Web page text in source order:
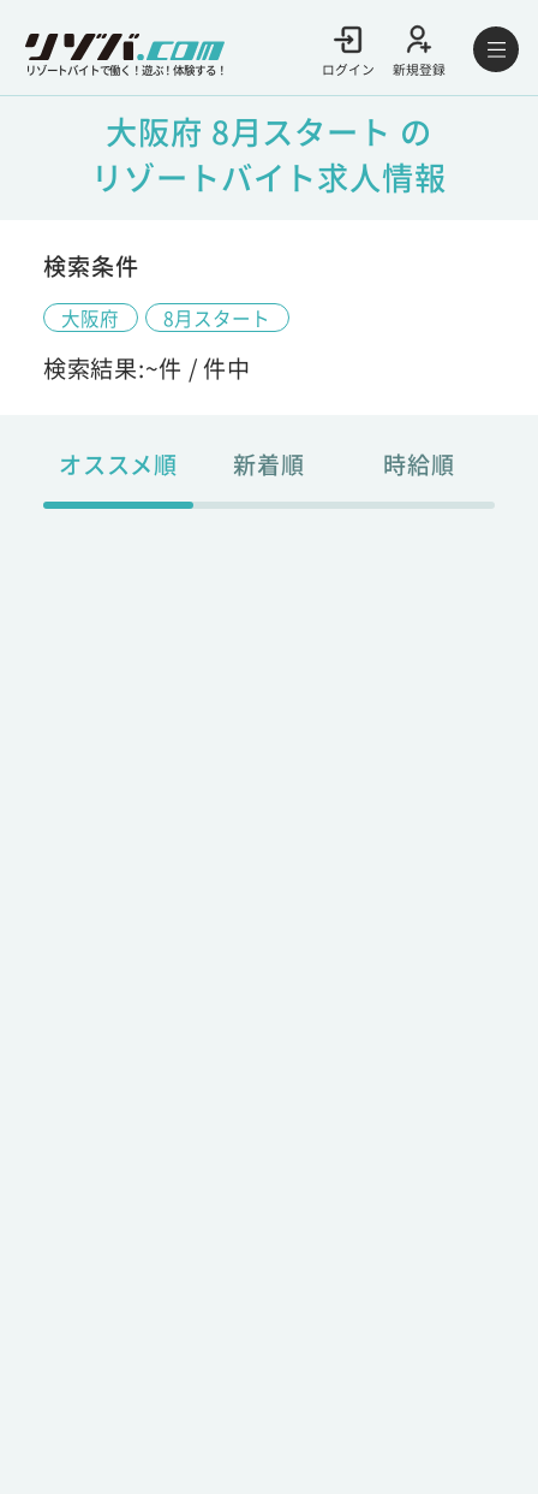
リゾートバイトで働く！遊ぶ！体験する！ ログイン 新規登録
大阪府 8月スタート の
リゾートバイト求人情報
検索条件
大阪府 8月スタート
検索結果:~件 /件中
オススメ順 新着順 時給順